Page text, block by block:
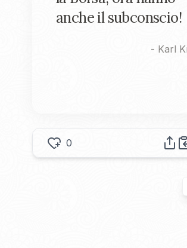
anche il subconscio!
- Karl
0